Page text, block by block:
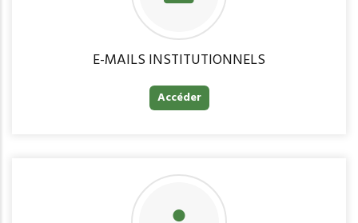
E-MAILS INSTITUTIONNELS
Accéder